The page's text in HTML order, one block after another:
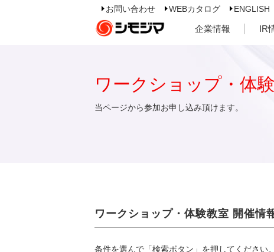
お問い合わせ WEBカタログ ENGLISH
企業情報 IR
ワークショップ・体
当ページから参加お申し込み頂けます。
ワークショップ・体験教室 開催情
条件を選んで「検索ボタン」を押してください